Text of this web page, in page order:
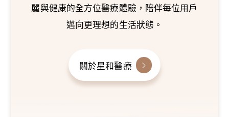
麗與健康的全方位醫療體驗，陪伴每位用戶
邁向更理想的生活狀態。
關於星和醫療